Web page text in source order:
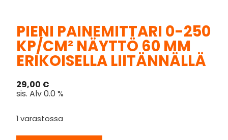
PIENI PAINEMITTARI 0-250
KP/CM² NÄYTTÖ 60 MM
ERIKOISELLA LIITÄNNÄLLÄ
29,00 €
sis. Alv 0.0 %
1 varastossa